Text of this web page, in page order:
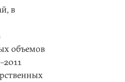
в
объемов